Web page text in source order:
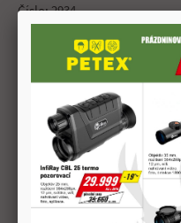
Číslo: 2934
SP
Hmotnost střely: 150 grs
Materiál pláště: CuZn 10
Hmotnost náboje: 21,3 g
Délka náboje: 62,7 mm
Rychlost V0: 728 m/s
V100: 616 m/s
V200: 507 m/s
Energie E0: 2570 J